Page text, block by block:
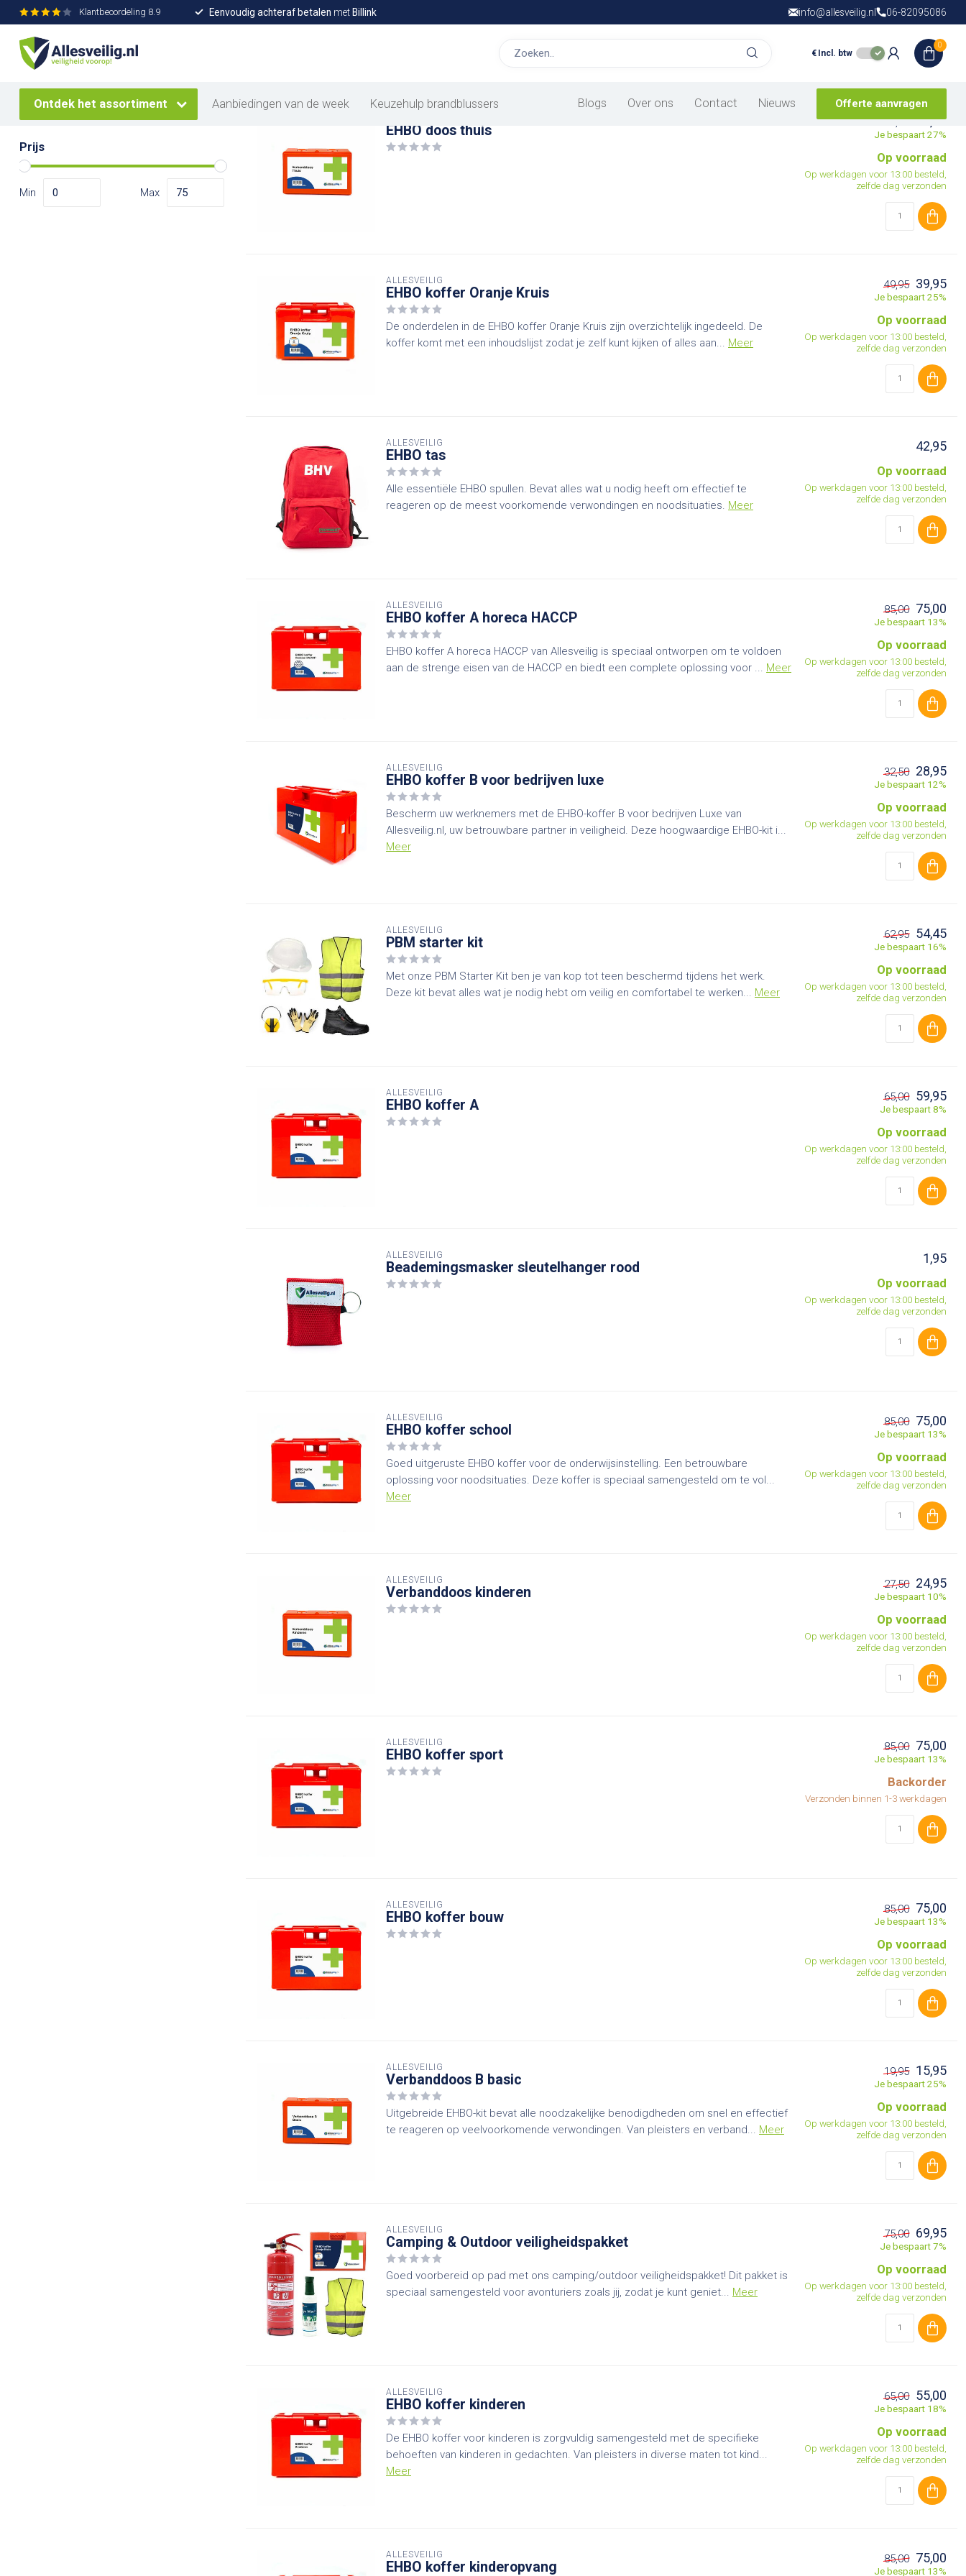
Klantbeoordeling 8.9 Eenvoudig achteraf betalen metBillink Gratis verzendingvanaf € 150,- in
info@allesveilig.nl 06-82095086
€ Incl. btw
0
Ontdek het assortiment Aanbiedingen van de week Keuzehulp brandblussers Blogs Over ons Contact Nieuws Offerte aanvragen
Home / Merken / Allesveilig
Merken
Alle merken
Allesveilig
Prijs
Min Max
EHBO doos thuis 18,95 14,95
Je bespaart 27%
Op voorraad
Op werkdagen voor 13:00 besteld,
zelfde dag verzonden
ALLESVEILIG
EHBO koffer Oranje Kruis
De onderdelen in de EHBO koffer Oranje Kruis zijn overzichtelijk ingedeeld. De
koffer komt met een inhoudslijst zodat je zelf kunt kijken of alles aan... Meer
49,95 39,95
Je bespaart 25%
Op voorraad
Op werkdagen voor 13:00 besteld,
zelfde dag verzonden
ALLESVEILIG
EHBO tas
Alle essentiële EHBO spullen. Bevat alles wat u nodig heeft om effectief te
reageren op de meest voorkomende verwondingen en noodsituaties. Meer
42,95
Op voorraad
Op werkdagen voor 13:00 besteld,
zelfde dag verzonden
ALLESVEILIG
EHBO koffer A horeca HACCP
EHBO koffer A horeca HACCP van Allesveilig is speciaal ontworpen om te voldoen
aan de strenge eisen van de HACCP en biedt een complete oplossing voor ... Meer
85,00 75,00
Je bespaart 13%
Op voorraad
Op werkdagen voor 13:00 besteld,
zelfde dag verzonden
ALLESVEILIG
EHBO koffer B voor bedrijven luxe
Bescherm uw werknemers met de EHBO-koffer B voor bedrijven Luxe van
Allesveilig.nl, uw betrouwbare partner in veiligheid. Deze hoogwaardige EHBO-kit i...
Meer
32,50 28,95
Je bespaart 12%
Op voorraad
Op werkdagen voor 13:00 besteld,
zelfde dag verzonden
ALLESVEILIG
PBM starter kit
Met onze PBM Starter Kit ben je van kop tot teen beschermd tijdens het werk.
Deze kit bevat alles wat je nodig hebt om veilig en comfortabel te werken... Meer
62,95 54,45
Je bespaart 16%
Op voorraad
Op werkdagen voor 13:00 besteld,
zelfde dag verzonden
ALLESVEILIG
EHBO koffer A 65,00 59,95
Je bespaart 8%
Op voorraad
Op werkdagen voor 13:00 besteld,
zelfde dag verzonden
ALLESVEILIG
Beademingsmasker sleutelhanger rood
1,95
Op voorraad
Op werkdagen voor 13:00 besteld,
zelfde dag verzonden
ALLESVEILIG
EHBO koffer school
Goed uitgeruste EHBO koffer voor de onderwijsinstelling. Een betrouwbare
oplossing voor noodsituaties. Deze koffer is speciaal samengesteld om te vol...
Meer
85,00 75,00
Je bespaart 13%
Op voorraad
Op werkdagen voor 13:00 besteld,
zelfde dag verzonden
ALLESVEILIG
Verbanddoos kinderen 27,50 24,95
Je bespaart 10%
Op voorraad
Op werkdagen voor 13:00 besteld,
zelfde dag verzonden
ALLESVEILIG
EHBO koffer sport 85,00 75,00
Je bespaart 13%
Backorder
Verzonden binnen 1-3 werkdagen
ALLESVEILIG
EHBO koffer bouw 85,00 75,00
Je bespaart 13%
Op voorraad
Op werkdagen voor 13:00 besteld,
zelfde dag verzonden
ALLESVEILIG
Verbanddoos B basic
Uitgebreide EHBO-kit bevat alle noodzakelijke benodigdheden om snel en effectief
te reageren op veelvoorkomende verwondingen. Van pleisters en verband... Meer
19,95 15,95
Je bespaart 25%
Op voorraad
Op werkdagen voor 13:00 besteld,
zelfde dag verzonden
ALLESVEILIG
Camping & Outdoor veiligheidspakket
Goed voorbereid op pad met ons camping/outdoor veiligheidspakket! Dit pakket is
speciaal samengesteld voor avonturiers zoals jij, zodat je kunt geniet... Meer
75,00 69,95
Je bespaart 7%
Op voorraad
Op werkdagen voor 13:00 besteld,
zelfde dag verzonden
ALLESVEILIG
EHBO koffer kinderen
De EHBO koffer voor kinderen is zorgvuldig samengesteld met de specifieke
behoeften van kinderen in gedachten. Van pleisters in diverse maten tot kind...
Meer
65,00 55,00
Je bespaart 18%
Op voorraad
Op werkdagen voor 13:00 besteld,
zelfde dag verzonden
ALLESVEILIG
EHBO koffer kinderopvang 85,00 75,00
Je bespaart 13%